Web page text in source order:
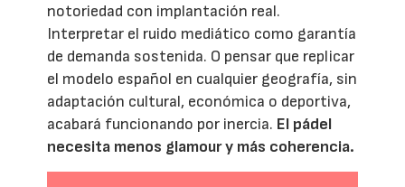
notoriedad con implantación real.
Interpretar el ruido mediático como garantía
de demanda sostenida. O pensar que replicar
el modelo español en cualquier geografía, sin
adaptación cultural, económica o deportiva,
acabará funcionando por inercia. El pádel
necesita menos glamour y más coherencia.